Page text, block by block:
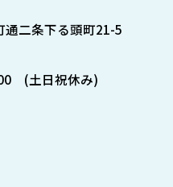
通二条下る頭町21-5
(土日祝休み)